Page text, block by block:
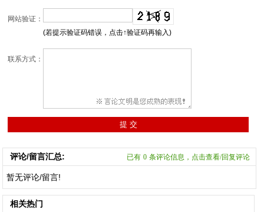
网站验证：
(若提示验证码错误，点击↑验证码再输入)
联系方式：
评论/留言汇总: 已有 0 条评论信息，点击查看/回复评论
暂无评论/留言!
相关热门